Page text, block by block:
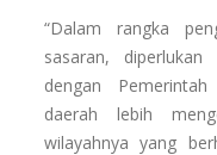
“Dalam rangka
sasaran,
dengan
daerah lebih
wilayahnya yang